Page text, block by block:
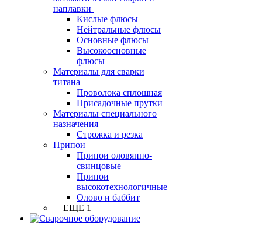
наплавки
Кислые флюсы
Нейтральные флюсы
Основные флюсы
Высокоосновные
флюсы
Материалы для сварки
титана
Проволока сплошная
Присадочные прутки
Материалы специального
назначения
Строжка и резка
Припои
Припои оловянно-
свинцовые
Припои
высокотехнологичные
Олово и баббит
+ ЕЩЕ 1